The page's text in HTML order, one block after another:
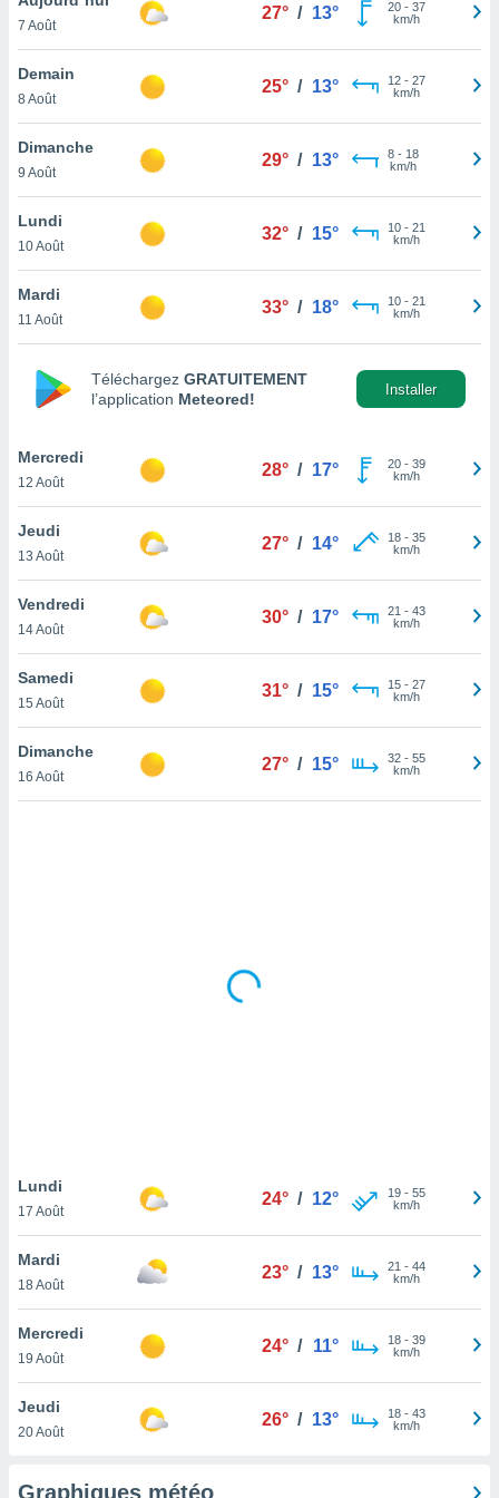
et
»,
au
vous
qu'ils
ou
le
ainsi
un
la
du
votre
à
en
le
notre
que
et que
7 Août
27° / 13° 20- 37
km/h
Demain
8 Août
25° / 13° 12- 27
km/h
Dimanche
9 Août
29° / 13° 8- 18
km/h
Lundi
10 Août
32° / 15° 10- 21
km/h
Mardi
11 Août
33° / 18° 10- 21
km/h
Téléchargez GRATUITEMENT
l’application Meteored!
Installer
Mercredi
12 Août
28° / 17° 20- 39
km/h
Jeudi
13 Août
27° / 14° 18- 35
km/h
Vendredi
14 Août
30° / 17° 21 - 43
km/h
Samedi
15 Août
31° / 15° 15- 27
km/h
Dimanche
16 Août
27° / 15° 32- 55
km/h
Lundi
17 Août
24° / 12° 19- 55
km/h
Mardi
18 Août
23° / 13° 21 - 44
km/h
Mercredi
19 Août
24° / 11° 18- 39
km/h
Jeudi
20 Août
26° / 13° 18- 43
km/h
Graphiques météo